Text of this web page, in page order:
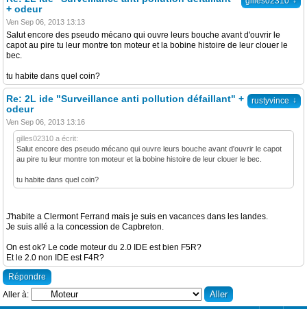
+ odeur
Ven Sep 06, 2013 13:13
Salut encore des pseudo mécano qui ouvre leurs bouche avant d'ouvrir le
capot au pire tu leur montre ton moteur et la bobine histoire de leur clouer le
bec.
tu habite dans quel coin?
rustyvince ↓
Re: 2L ide "Surveillance anti pollution défaillant" +
odeur
Ven Sep 06, 2013 13:16
gilles02310 a écrit:
Salut encore des pseudo mécano qui ouvre leurs bouche avant d'ouvrir le capot
au pire tu leur montre ton moteur et la bobine histoire de leur clouer le bec.
tu habite dans quel coin?
J'habite a Clermont Ferrand mais je suis en vacances dans les landes.
Je suis allé a la concession de Capbreton.
On est ok? Le code moteur du 2.0 IDE est bien F5R?
Et le 2.0 non IDE est F4R?
Répondre
Aller à: